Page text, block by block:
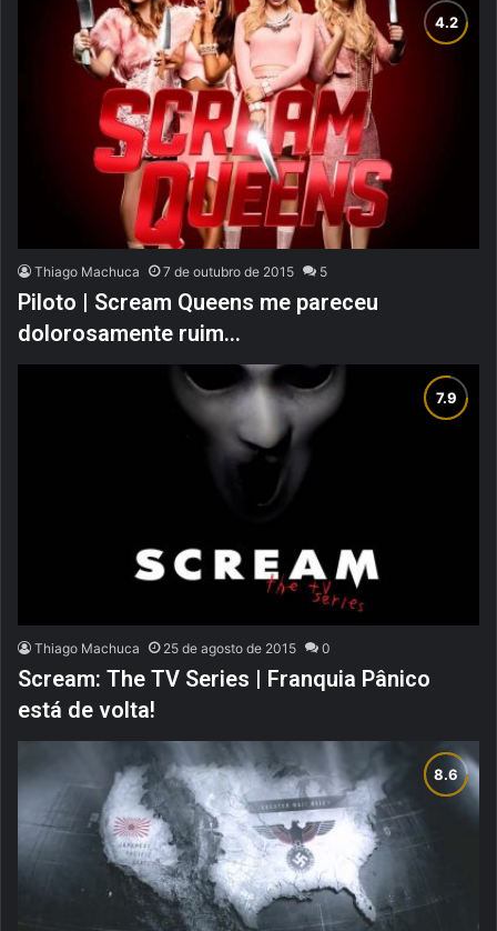
Thiago Machuca 7 de outubro de 2015 5
Piloto | Scream Queens me pareceu
dolorosamente ruim…
Thiago Machuca 25 de agosto de 2015 0
Scream: The TV Series | Franquia Pânico
está de volta!